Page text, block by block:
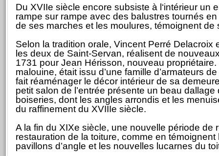
Du XVIIe siècle encore subsiste à l‘intérieur un
rampe sur rampe avec des balustres tournés en
de ses marches et les moulures, témoignent de
Selon la tradition orale, Vincent Perré Delacroix
les deux de Saint-Servan, réalisent de
1731 pour Jean Hérisson, nouveau propriétaire.
malouine, était issu d’une famille d’armateurs
fait réaménager le décor intérieur de sa
petit salon de l’entrée présente un beau
boiseries, dont les angles arrondis et les
du raffinement du XVIIIe siècle.
A la fin du XIXe siècle, une nouvelle période de
restauration de la toiture, comme en
pavillons d’angle et les nouvelles lucarnes du